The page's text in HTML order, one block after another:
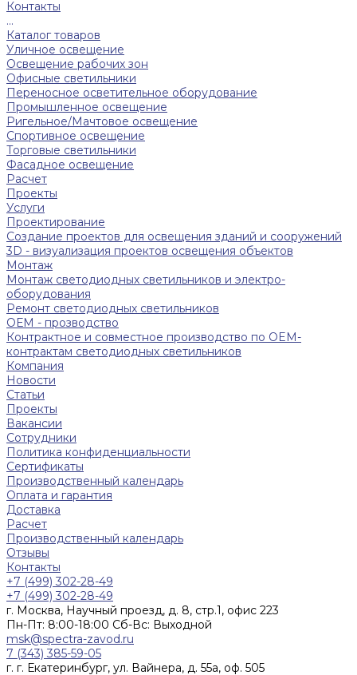
Контакты
...
Каталог товаров
Уличное освещение
Освещение рабочих зон
Офисные светильники
Переносное осветительное оборудование
Промышленное освещение
Ригельное/Мачтовое освещение
Спортивное освещение
Торговые светильники
Фасадное освещение
Расчет
Проекты
Услуги
Проектирование
Создание проектов для освещения зданий и сооружений
3D - визуализация проектов освещения объектов
Монтаж
Монтаж светодиодных светильников и электро-
оборудования
Ремонт светодиодных светильников
ОЕМ - прозводство
Контрактное и совместное производство по OEM-
контрактам светодиодных светильников
Компания
Новости
Статьи
Проекты
Вакансии
Сотрудники
Политика конфиденциальности
Сертификаты
Производственный календарь
Оплата и гарантия
Доставка
Расчет
Производственный календарь
Отзывы
Контакты
+7 (499) 302-28-49
+7 (499) 302-28-49
г. Москва, Научный проезд, д. 8, стр.1, офис 223
Пн-Пт: 8:00-18:00 Cб-Вс: Выходной
msk@spectra-zavod.ru
7 (343) 385-59-05
г. г. Екатеринбург, ул. Вайнера, д. 55а, оф. 505